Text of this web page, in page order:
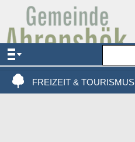
AKTUELLES & SERVICE
VERWALTUNG & POLITIK
FREIZEIT & TOURISMUS